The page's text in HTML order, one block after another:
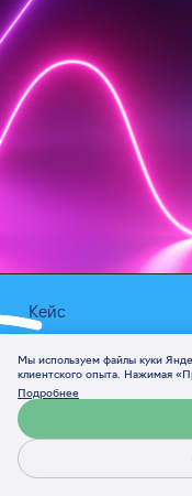
Кейс
Сервис
для
Мы используем файлы куки
клиентского опыта. Нажимая
Подробнее